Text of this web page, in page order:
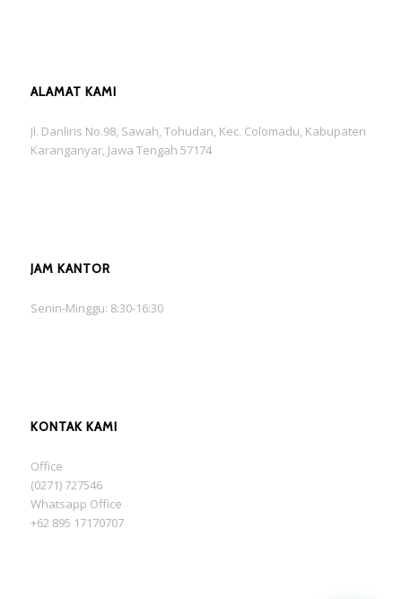
ALAMAT KAMI
Jl. Danliris No.98, Sawah, Tohudan, Kec. Colomadu, Kabupaten
Karanganyar, Jawa Tengah 57174
JAM KANTOR
Senin-Minggu: 8:30-16:30
KONTAK KAMI
Office
(0271) 727546
Whatsapp Office
+62 895 17170707